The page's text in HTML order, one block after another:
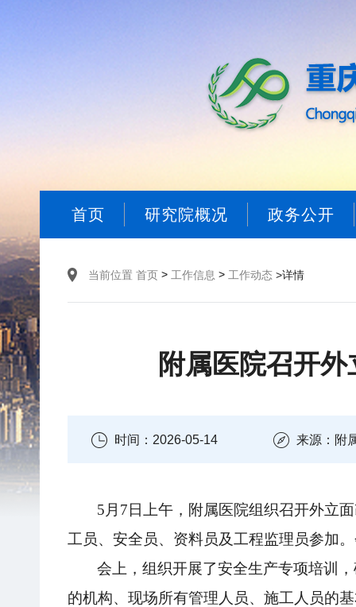
首页 研究院概况 政务公开
当前位置 首页 > 工作信息 > 工作动态 >详情
附属医院召开
时间：2026-05-14 来源：附
5月7日上午，附属医院组织召开外立
工员、安全员、资料员及工程监理员参加
会上，组织开展了安全生产专项培训 ，
的机构、 现场所有管理人员、施工人员的